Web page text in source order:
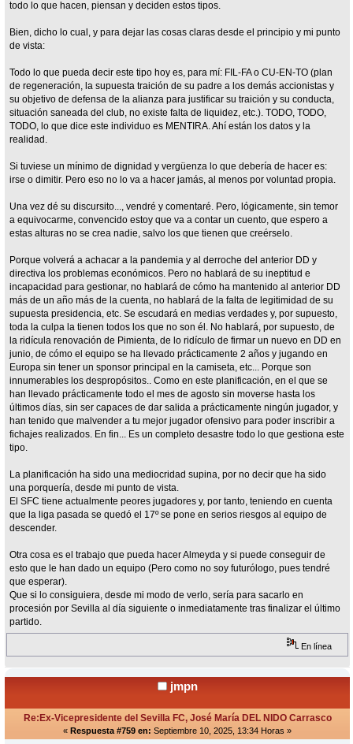
todo lo que hacen, piensan y deciden estos tipos.
Bien, dicho lo cual, y para dejar las cosas claras desde el principio y mi punto
de vista:
Todo lo que pueda decir este tipo hoy es, para mí: FIL-FA o CU-EN-TO (plan
de regeneración, la supuesta traición de su padre a los demás accionistas y
su objetivo de defensa de la alianza para justificar su traición y su conducta,
situación saneada del club, no existe falta de liquidez, etc.). TODO, TODO,
TODO, lo que dice este individuo es MENTIRA. Ahí están los datos y la
realidad.
Si tuviese un mínimo de dignidad y vergüenza lo que debería de hacer es:
irse o dimitir. Pero eso no lo va a hacer jamás, al menos por voluntad propia.
Una vez dé su discursito..., vendré y comentaré. Pero, lógicamente, sin temor
a equivocarme, convencido estoy que va a contar un cuento, que espero a
estas alturas no se crea nadie, salvo los que tienen que creérselo.
Porque volverá a achacar a la pandemia y al derroche del anterior DD y
directiva los problemas económicos. Pero no hablará de su ineptitud e
incapacidad para gestionar, no hablará de cómo ha mantenido al anterior DD
más de un año más de la cuenta, no hablará de la falta de legitimidad de su
supuesta presidencia, etc. Se escudará en medias verdades y, por supuesto,
toda la culpa la tienen todos los que no son él. No hablará, por supuesto, de
la ridícula renovación de Pimienta, de lo ridículo de firmar un nuevo en DD en
junio, de cómo el equipo se ha llevado prácticamente 2 años y jugando en
Europa sin tener un sponsor principal en la camiseta, etc... Porque son
innumerables los despropósitos.. Como en este planificación, en el que se
han llevado prácticamente todo el mes de agosto sin moverse hasta los
últimos días, sin ser capaces de dar salida a prácticamente ningún jugador, y
han tenido que malvender a tu mejor jugador ofensivo para poder inscribir a
fichajes realizados. En fin... Es un completo desastre todo lo que gestiona este
tipo.
La planificación ha sido una mediocridad supina, por no decir que ha sido
una porquería, desde mi punto de vista.
El SFC tiene actualmente peores jugadores y, por tanto, teniendo en cuenta
que la liga pasada se quedó el 17º se pone en serios riesgos al equipo de
descender.
Otra cosa es el trabajo que pueda hacer Almeyda y si puede conseguir de
esto que le han dado un equipo (Pero como no soy futurólogo, pues tendré
que esperar).
Que si lo consiguiera, desde mi modo de verlo, sería para sacarlo en
procesión por Sevilla al día siguiente o inmediatamente tras finalizar el último
partido.
En línea
jmpn
Re:Ex-Vicepresidente del Sevilla FC, José María DEL NIDO Carrasco
« Respuesta #759 en: Septiembre 10, 2025, 13:34 Horas »